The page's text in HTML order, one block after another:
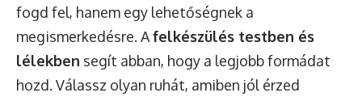
fogd fel, hanem egy lehetőségnek a
megismerkedésre. Afelkészülés testben és
lélekben segít abban, hogy a legjobb formádat
hozd. Válassz olyan ruhát, amiben jól érzed